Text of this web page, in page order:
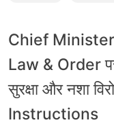
Chief
Law & Order
सुरक्षा और नशा
Instructions